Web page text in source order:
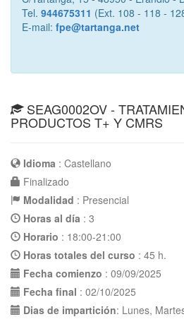
Tel. 944675311 (Ext. 108 - 118 -
E-mail: fpe@tartanga.net
SEAG0002OV -
PRODUCTOS T+ Y CMRS
Idioma : Castellano
Finalizado
Modalidad : Presencial
Horas al día : 3
Horario : 18:00-21:00
Horas totales del curso : 45 h.
Fecha comienzo : 09/09/2025
Fecha final : 02/10/2025
Dias de impartición: Lunes,